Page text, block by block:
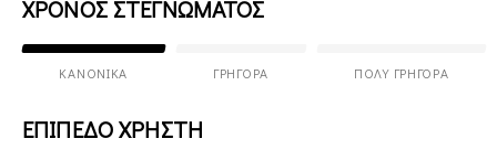
ΧΡΟΝΟΣ ΣΤΕΓΝΩΜΑΤΟΣ
ΚΑΝΟΝΙΚΆ ΓΡΉΓΟΡΑ ΠΟΛΎ ΓΡΉΓΟΡΑ
ΕΠΙΠΕΔΟ ΧΡΗΣΤΗ